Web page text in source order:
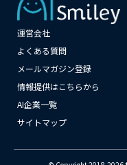
運営会社
よくある質問
メールマガジン登録
情報提供はこちらから
AI企業一覧
サイトマップ